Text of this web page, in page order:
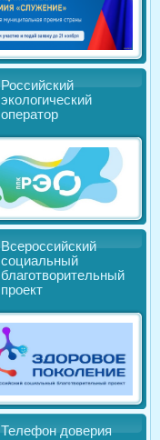
Российский
экологический
оператор
Всероссийский
социальный
благотворительный
проект
Телефон доверия